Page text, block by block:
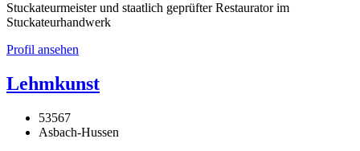
Stuckateurmeister und staatlich geprüfter Restaurator im
Stuckateurhandwerk
Profil ansehen
Lehmkunst
53567
Asbach-Hussen